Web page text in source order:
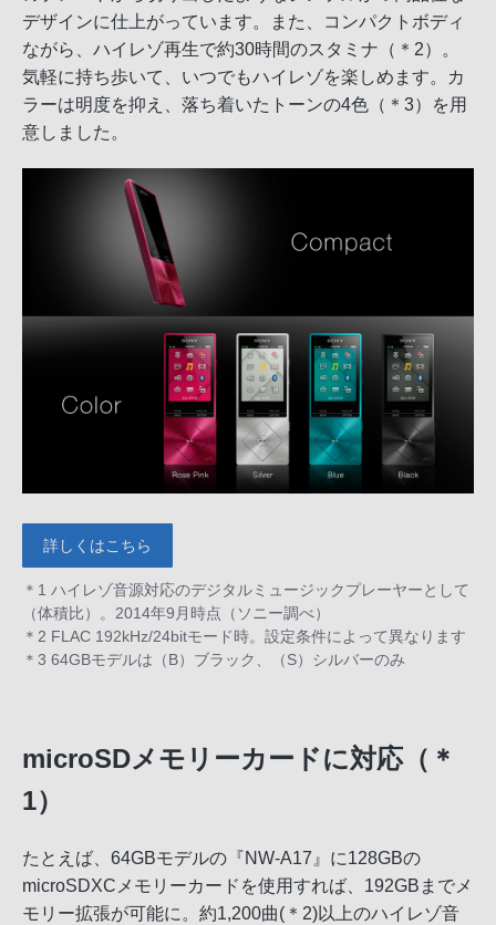
デザインに仕上がっています。また、コンパクトボディ
ながら、ハイレゾ再生で約30時間のスタミナ（＊2）。
気軽に持ち歩いて、いつでもハイレゾを楽しめます。カ
ラーは明度を抑え、落ち着いたトーンの4色（＊3）を用
意しました。
詳しくはこちら
＊1 ハイレゾ音源対応のデジタルミュージックプレーヤーとして
（体積比）。2014年9月時点（ソニー調べ）
＊2 FLAC 192kHz/24bitモード時。設定条件によって異なります
＊3 64GBモデルは（B）ブラック、（S）シルバーのみ
microSDメモリーカードに対応（＊
1）
たとえば、64GBモデルの『NW-A17』に128GBの
microSDXCメモリーカードを使用すれば、192GBまでメ
モリー拡張が可能に。約1,200曲(＊2)以上のハイレゾ音